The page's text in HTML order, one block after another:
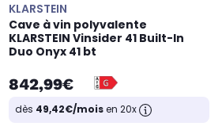
KLARSTEIN
Cave à vin polyvalente
KLARSTEIN Vinsider 41 Built-In
Duo Onyx 41 bt
842,99€
dès 49,42€/moisen 20x